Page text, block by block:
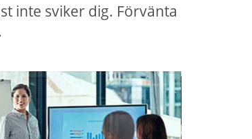
inte sviker dig. Förvänta